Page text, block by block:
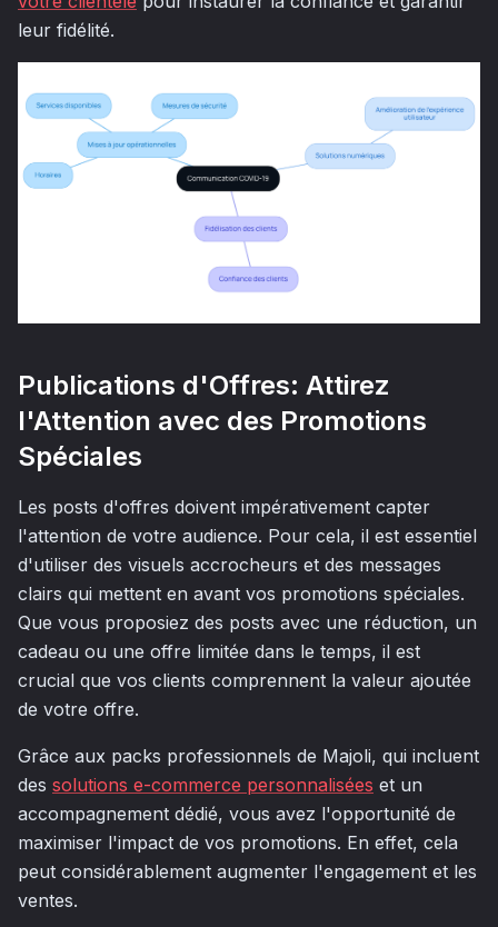
leur fidélité.
Publications d'Offres: Attirez
l'Attention avec des Promotions
Spéciales
Les posts d'offres doivent impérativement capter
l'attention de votre audience. Pour cela, il est essentiel
d'utiliser des visuels accrocheurs et des messages
clairs qui mettent en avant vos promotions spéciales.
Que vous proposiez des posts avec une réduction, un
cadeau ou une offre limitée dans le temps, il est
crucial que vos clients comprennent la valeur ajoutée
de votre offre.
Grâce aux packs professionnels de Majoli, qui incluent
des solutions e-commerce personnalisées et un
accompagnement dédié, vous avez l'opportunité de
maximiser l'impact de vos promotions. En effet, cela
peut considérablement augmenter l'engagement et les
ventes.